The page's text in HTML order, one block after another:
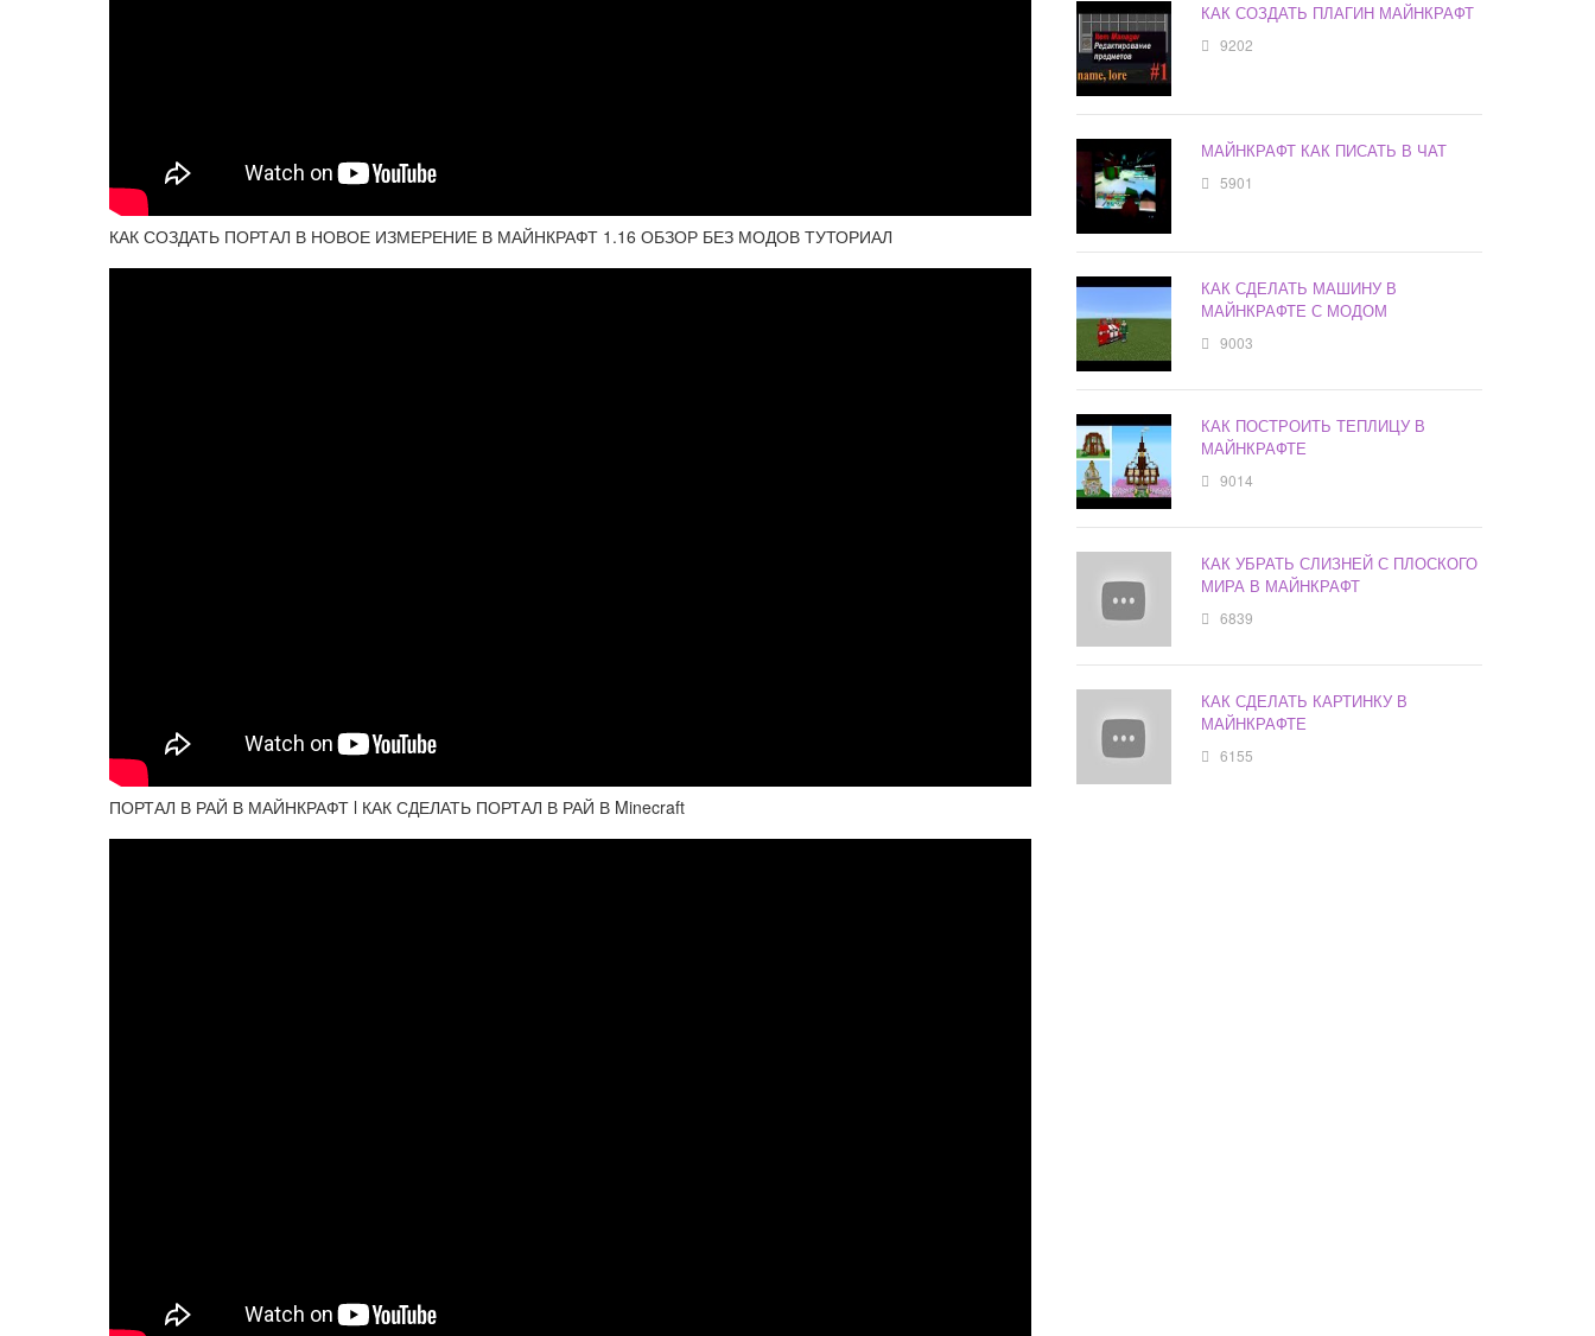
КАК СОЗДАТЬ ПОРТАЛ В НОВОЕ ИЗМЕРЕНИЕ В МАЙНКРАФТ 1.16 ОБЗОР БЕЗ МОДОВ ТУТОРИАЛ
ПОРТАЛ В РАЙ В МАЙНКРАФТ l КАК СДЕЛАТЬ ПОРТАЛ В РАЙ В Minecraft
КАК СОЗДАТЬ ПЛАГИН МАЙНКРАФТ
9202
МАЙНКРАФТ КАК ПИСАТЬ В ЧАТ
5901
КАК СДЕЛАТЬ МАШИНУ В
МАЙНКРАФТЕ С МОДОМ
9003
КАК ПОСТРОИТЬ ТЕПЛИЦУ В
МАЙНКРАФТЕ
9014
КАК УБРАТЬ СЛИЗНЕЙ С ПЛОСКОГО
МИРА В МАЙНКРАФТ
6839
КАК СДЕЛАТЬ КАРТИНКУ В
МАЙНКРАФТЕ
6155